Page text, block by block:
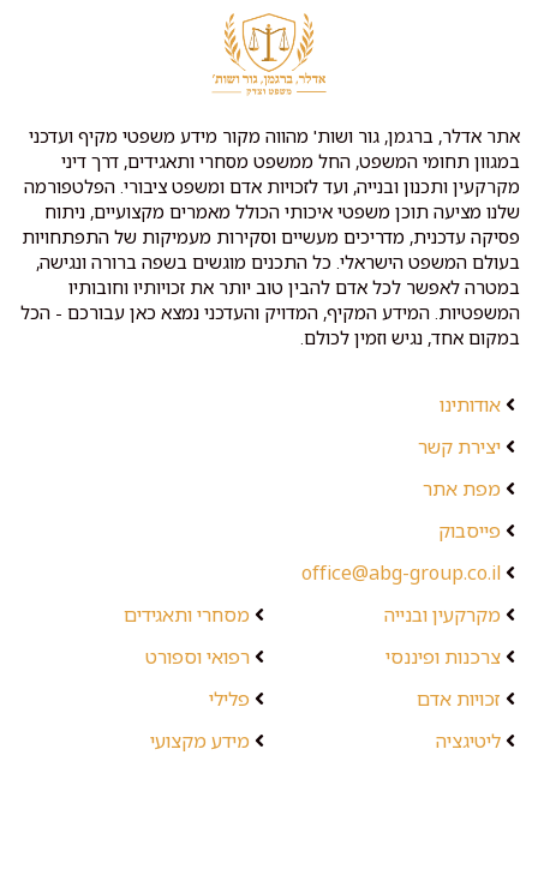
אתר אדלר, ברגמן, גור ושות' מהווה מקור מידע משפטי מקיף ועדכני
במגוון תחומי המשפט, החל ממשפט מסחרי ותאגידים, דרך דיני
מקרקעין ותכנון ובנייה, ועד לזכויות אדם ומשפט ציבורי. הפלטפורמה
שלנו מציעה תוכן משפטי איכותי הכולל מאמרים מקצועיים, ניתוח
פסיקה עדכנית, מדריכים מעשיים וסקירות מעמיקות של התפתחויות
בעולם המשפט הישראלי. כל התכנים מוגשים בשפה ברורה ונגישה,
במטרה לאפשר לכל אדם להבין טוב יותר את זכויותיו וחובותיו
המשפטיות. המידע המקיף, המדויק והעדכני נמצא כאן עבורכם - הכל
במקום אחד, נגיש וזמין לכולם.
אודותינו
יצירת קשר
מפת אתר
פייסבוק
office@abg-group.co.il
מקרקעין ובנייה
צרכנות ופיננסי
זכויות אדם
ליטיגציה
מסחרי ותאגידים
רפואי וספורט
פלילי
מידע מקצועי